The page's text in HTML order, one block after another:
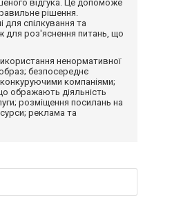
відгука. Це допоможе
рішення.
для спілкування та
для роз'яснення питань, що
ненормативної
безпосереднє
компаніями;
ображають діяльність
розміщення посилань на
реклама та